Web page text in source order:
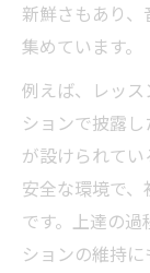
新鮮さもあり
集めています。
例えば、レッ
ションで披露
が設けられて
安全な環境で
です。上達の
ションの維持に